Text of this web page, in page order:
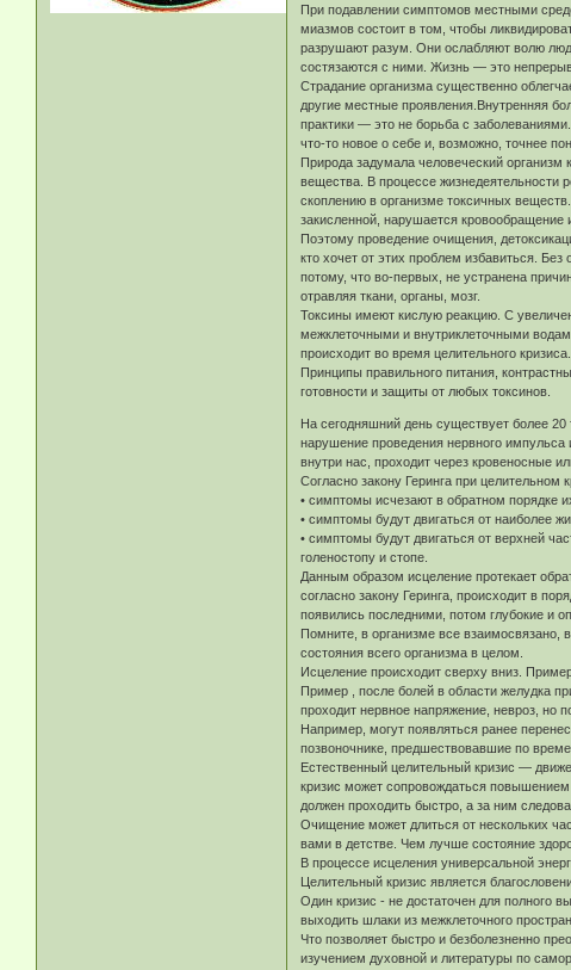
При подавлении симптомов местными
миазмов состоит в том, чтобы
разрушают разум. Они ослабляют волю
состязаются с ними. Жизнь — это
Страдание организма существенно
другие местные проявления.Внутренняя
практики — это не борьба с
что-то новое о себе и, возможно, точнее
Природа задумала человеческий
вещества. В процессе жизнедеятельности
скоплению в организме токсичных
закисленной, нарушается кровообращение
Поэтому проведение очищения,
кто хочет от этих проблем избавиться.
потому, что во-первых, не устранена
отравляя ткани, органы, мозг.
Токсины имеют кислую реакцию. С
межклеточными и внутриклеточными
происходит во время целительного
Принципы правильного питания,
готовности и защиты от любых токсинов.
На сегодняшний день существует более 20
нарушение проведения нервного
внутри нас, проходит через кровеносные
Согласно закону Геринга при целительном
• симптомы исчезают в обратном порядке
• симптомы будут двигаться от наиболее
• симптомы будут двигаться от верхней
голеностопу и стопе.
Данным образом исцеление протекает
согласно закону Геринга, происходит в
появились последними, потом глубокие и
Помните, в организме все
состояния всего организма в целом.
Исцеление происходит сверху вниз.
Пример , после болей в области желудка
проходит нервное напряжение, невроз, но
Например, могут появляться ранее
позвоночнике, предшествовавшие по
Естественный целительный кризис —
кризис может сопровождаться
должен проходить быстро, а за ним
Очищение может длиться от нескольких
вами в детстве. Чем лучше состояние
В процессе исцеления универсальной
Целительный кризис является
Один кризис - не достаточен для полного
выходить шлаки из межклеточного
Что позволяет быстро и безболезненно
изучением духовной и литературы по